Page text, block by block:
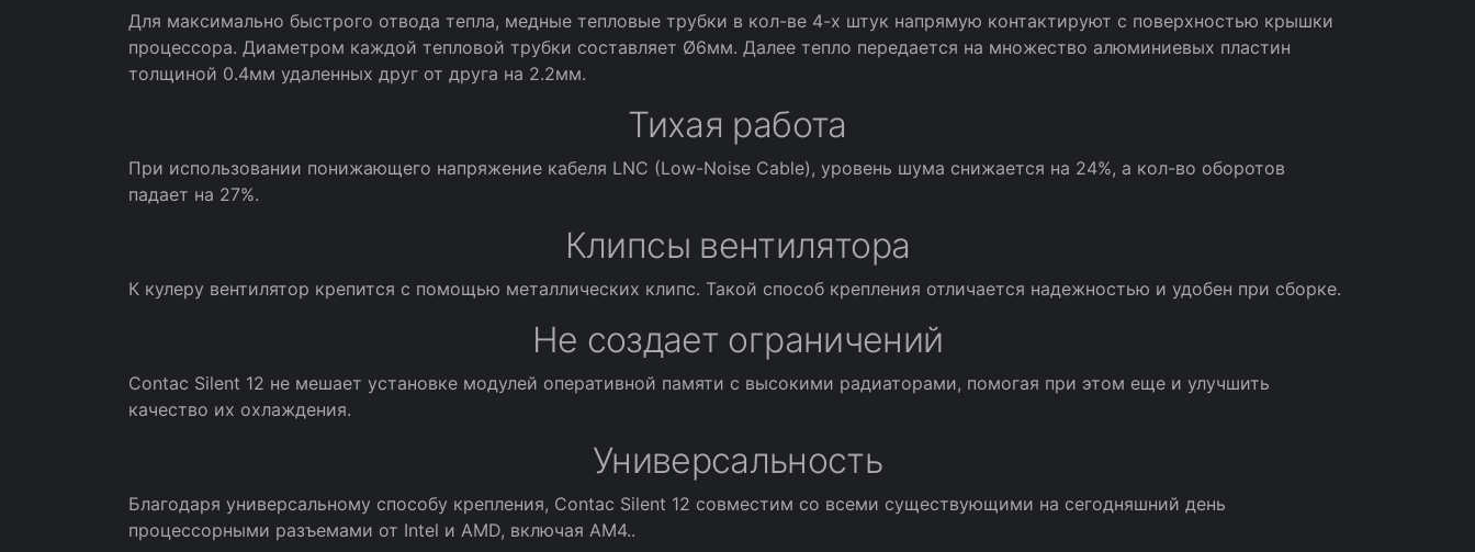
Для максимально быстрого отвода тепла, медные тепловые трубки в кол-ве 4-х штук напрямую контактируют с поверхностью крышки
процессора. Диаметром каждой тепловой трубки составляет Ø6мм. Далее тепло передается на множество алюминиевых пластин
толщиной 0.4мм удаленных друг от друга на 2.2мм.
Тихая работа
При использовании понижающего напряжение кабеля LNC (Low-Noise Cable), уровень шума снижается на 24%, а кол-во оборотов
падает на 27%.
Клипсы вентилятора
К кулеру вентилятор крепится с помощью металлических клипс. Такой способ крепления отличается надежностью и удобен при сборке.
Не создает ограничений
Contac Silent 12 не мешает установке модулей оперативной памяти с высокими радиаторами, помогая при этом еще и улучшить
качество их охлаждения.
Универсальность
Благодаря универсальному способу крепления, Contac Silent 12 совместим со всеми существующими на сегодняшний день
процессорными разъемами от Intel и AMD, включая AM4..